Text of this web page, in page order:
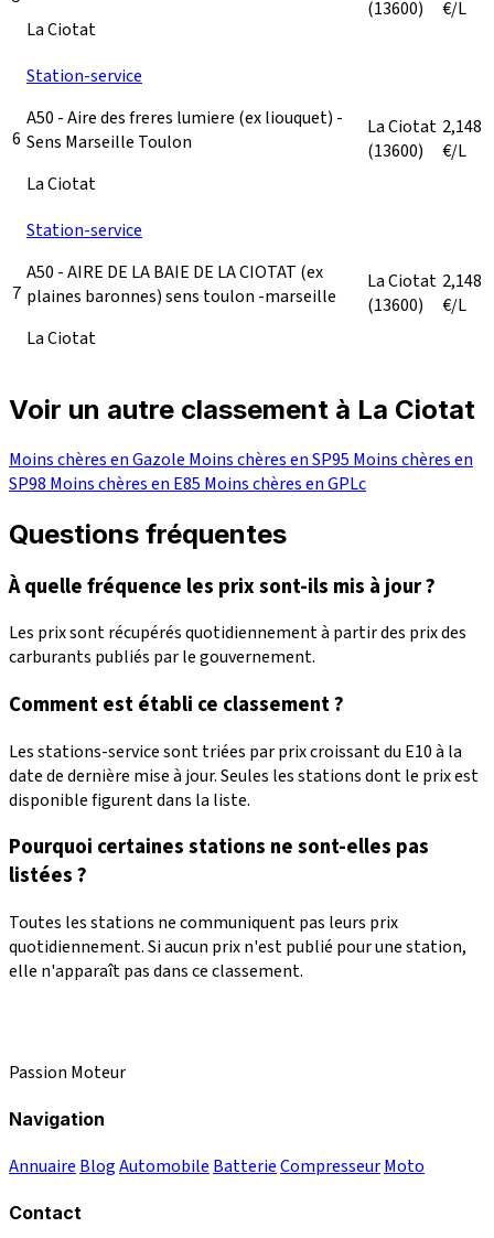
La Ciotat
(13600)
€/L
6
Station-service
A50 - Aire des freres lumiere (ex liouquet) -
Sens Marseille Toulon
La Ciotat
La Ciotat
(13600)
2,148
€/L
7
Station-service
A50 - AIRE DE LA BAIE DE LA CIOTAT (ex
plaines baronnes) sens toulon -marseille
La Ciotat
La Ciotat
(13600)
2,148
€/L
Voir un autre classement à La Ciotat
Moins chères en Gazole Moins chères en SP95 Moins chères en
SP98 Moins chères en E85 Moins chères en GPLc
Questions fréquentes
À quelle fréquence les prix sont-ils mis à jour ?
Les prix sont récupérés quotidiennement à partir des prix des
carburants publiés par le gouvernement.
Comment est établi ce classement ?
Les stations-service sont triées par prix croissant du E10 à la
date de dernière mise à jour. Seules les stations dont le prix est
disponible figurent dans la liste.
Pourquoi certaines stations ne sont-elles pas
listées ?
Toutes les stations ne communiquent pas leurs prix
quotidiennement. Si aucun prix n'est publié pour une station,
elle n'apparaît pas dans ce classement.
Passion Moteur
Navigation
Annuaire BlogAutomobile BatterieCompresseurMoto
Contact